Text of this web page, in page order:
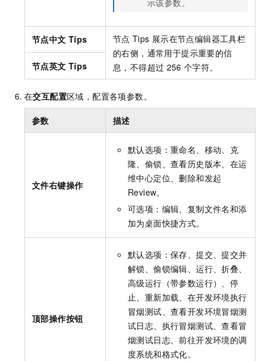
示该参数。
节点中文 Tips 节点 Tips 展示在节点编辑器工具栏
的右侧，通常用于提示重要的信
息，不得超过 256 个字符。
节点英文 Tips
在交互配置区域，配置各项参数。
参数 描述
文件右键操作
默认选项：重命名、移动、克
隆、偷锁、查看历史版本、在运
维中心定位、删除和发起
Review。
可选项：编辑、复制文件名和添
加为桌面快捷方式。
顶部操作按钮
默认选项：保存、提交、提交并
解锁、偷锁编辑、运行、折叠、
高级运行（带参数运行）、停
止、重新加载、在开发环境执行
冒烟测试、查看开发环境冒烟测
试日志、执行冒烟测试、查看冒
烟测试日志、前往开发环境的调
度系统和格式化。